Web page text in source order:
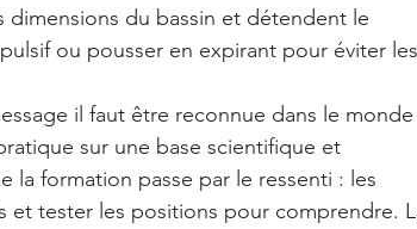
du bassin et détendent le
ou pousser en expirant pour éviter les
il faut être reconnue dans le monde
sur une base scientifique et
la formation passe par le ressenti : les
et tester les positions pour comprendre.